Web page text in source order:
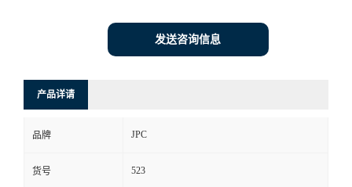
发送咨询信息
产品详请
品牌 JPC
货号 523